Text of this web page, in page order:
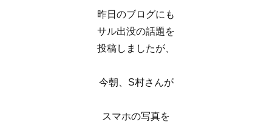
昨日のブログにも
サル出没の話題を
投稿しましたが、
今朝、S村さんが
スマホの写真を